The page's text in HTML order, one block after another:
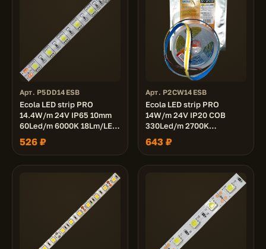
Арт. P5DD14ESB
Ecola LED strip PRO
14.4W/m 24V IP65 10mm
60Led/m 6000K 18Lm/LED
1080Lm/m светодиодная
лента на катушке 5м.
526 ₽
Арт. P2CW14ESB
Ecola LED strip PRO
14W/m 24V IP20 COB
330Led/m 2700K
1400Lm/m светодиодная
лента на катушке 5м.
643 ₽